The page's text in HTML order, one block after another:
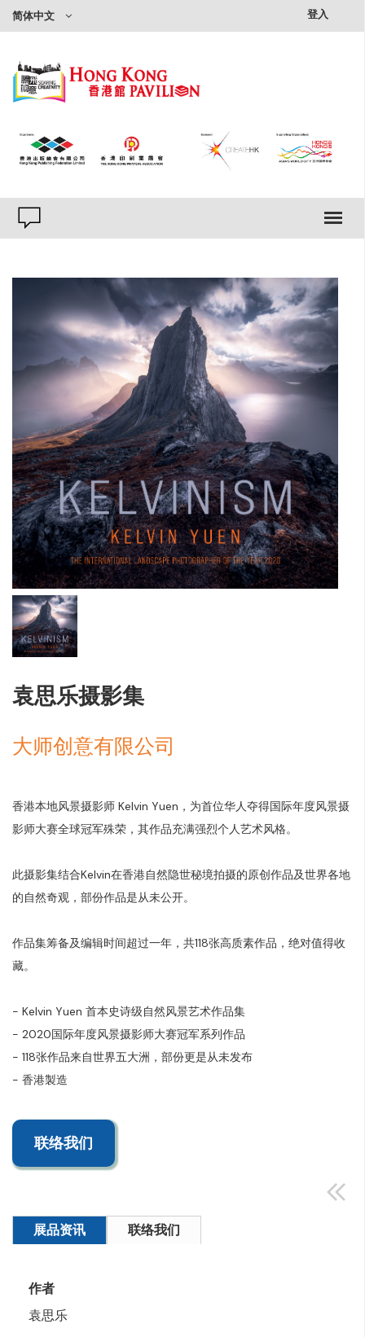
简体中文 登入
袁思乐摄影集
大师创意有限公司
香港本地风景摄影师 Kelvin Yuen，为首位华人夺得国际年度风景摄
影师大赛全球冠军殊荣，其作品充满强烈个人艺术风格。
此摄影集结合Kelvin在香港自然隐世秘境拍摄的原创作品及世界各地
的自然奇观，部份作品是从未公开。
作品集筹备及编辑时间超过一年，共118张高质素作品，绝对值得收
藏。
- Kelvin Yuen 首本史诗级自然风景艺术作品集
- 2020国际年度风景摄影师大赛冠军系列作品
- 118张作品来自世界五大洲，部份更是从未发布
- 香港製造
联络我们
展品资讯 联络我们
作者
袁思乐
×